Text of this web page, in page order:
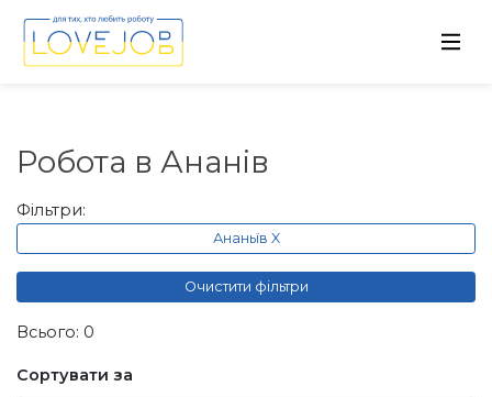
Робота в Ананів
Фільтри:
Ананьїв X
Очистити фільтри
Всього: 0
Сортувати за